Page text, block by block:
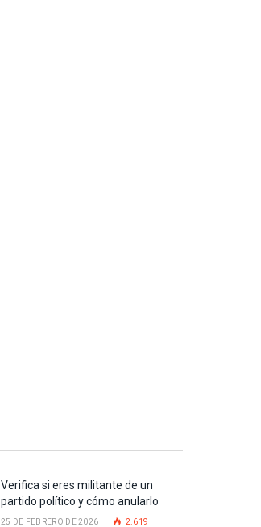
Verifica si eres militante de un
partido político y cómo anularlo
25 DE FEBRERO DE 2026 2.619